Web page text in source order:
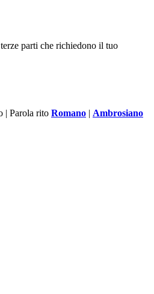
parti che richiedono il tuo
| Parola rito Romano | Ambrosiano